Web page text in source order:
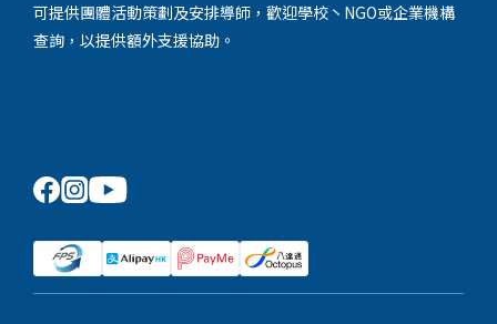
可提供團體活動策劃及安排導師，歡迎學校丶NGO或企業機構
查詢，以提供額外支援協助。